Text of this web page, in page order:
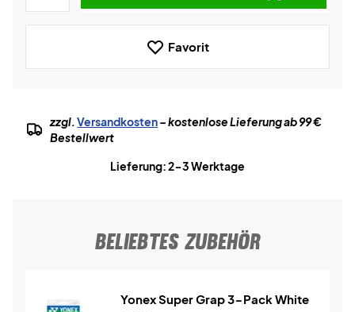
Favorit
zzgl.Versandkosten– kostenlose Lieferung ab 99 €
Bestellwert
Lieferung: 2-3 Werktage
BELIEBTES ZUBEHÖR
Yonex Super Grap 3-Pack White